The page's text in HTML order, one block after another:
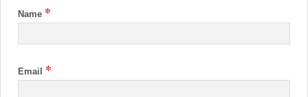
Name *
Email *